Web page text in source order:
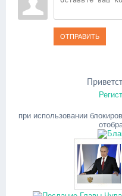
ОТПРАВИТЬ
при использовании